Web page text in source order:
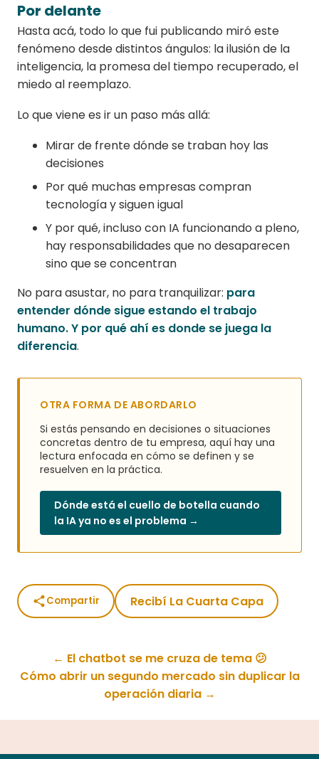
Por delante
Hasta acá, todo lo que fui publicando miró este
fenómeno desde distintos ángulos: la ilusión de la
inteligencia, la promesa del tiempo recuperado, el
miedo al reemplazo.
Lo que viene es ir un paso más allá:
Mirar de frente dónde se traban hoy las
decisiones
Por qué muchas empresas compran
tecnología y siguen igual
Y por qué, incluso con IA funcionando a pleno,
hay responsabilidades que no desaparecen
sino que se concentran
No para asustar, no para tranquilizar: para
entender dónde sigue estando el trabajo
humano. Y por qué ahí es donde se juega la
diferencia.
OTRA FORMA DE ABORDARLO
Si estás pensando en decisiones o situaciones
concretas dentro de tu empresa, aquí hay una
lectura enfocada en cómo se definen y se
resuelven en la práctica.
Dónde está el cuello de botella cuando
la IA ya no es el problema →
Compartir Recibí La Cuarta Capa
← El chatbot se me cruza de tema 😕
Cómo abrir un segundo mercado sin duplicar la
operación diaria →